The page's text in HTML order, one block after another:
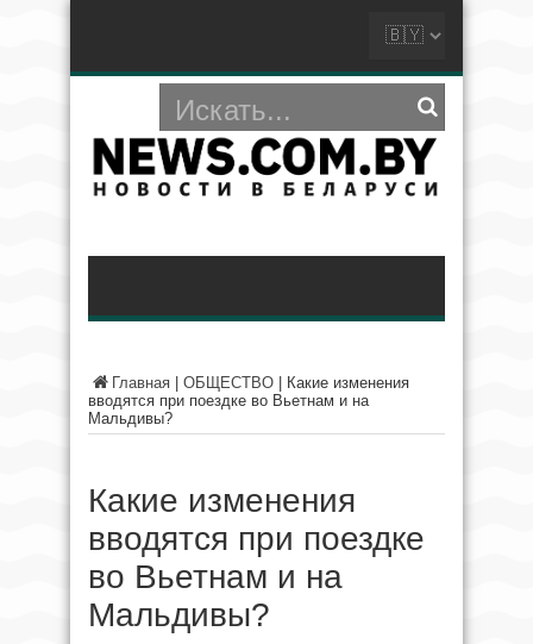
Главная ОБЩЕСТВО
Какие изменения
вводятся при поездке во Вьетнам и на
Мальдивы?
Какие изменения
вводятся при поездке
во Вьетнам и на
Мальдивы?